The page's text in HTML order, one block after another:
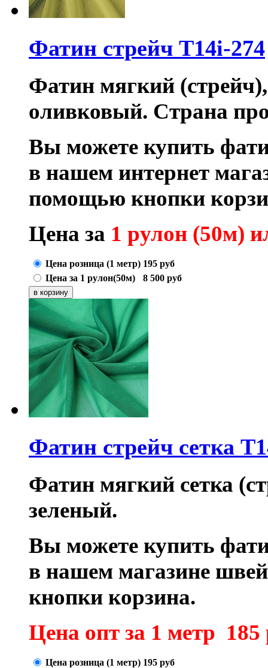
Фатин стрейч T14i-274
Фатин мягкий
оливковый. Страна
Вы можете купить
в нашем интернет
помощью кнопки
Цена за 1 рулон (50м)
Цена розница (1 метр) 195 руб
Цена за 1 рулон(50м)
8 500 руб
Фатин стрейч сетка
Фатин мягкий сетка
зеленый.
Вы можете купить
в нашем магазине
кнопки корзина.
Цена опт за 1 метр 185
Цена розница (1 метр) 195 руб